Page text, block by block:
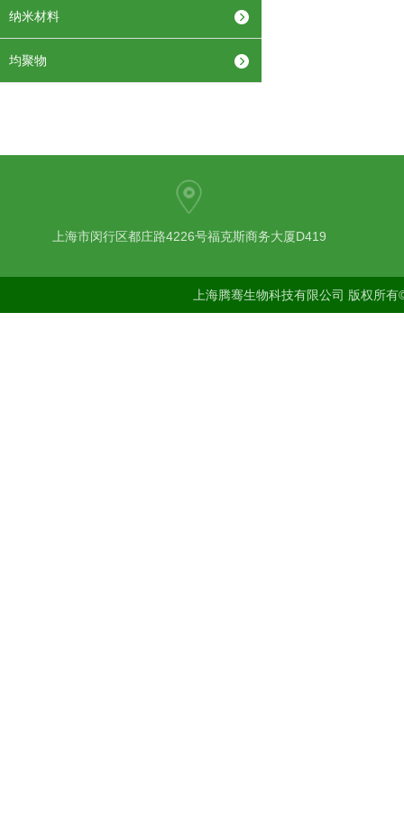
纳米材料
均聚物
上海市闵行区都庄路4226号福克斯商务大厦D419
上海腾骞生物科技有限公司 版权所